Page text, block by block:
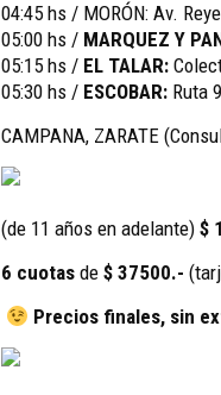
04:45 hs / MORÓN: Av.
05:00 hs / MARQUEZ Y
05:15 hs / EL TALAR:
05:30 hs / ESCOBAR: Ruta
CAMPANA, ZARATE
(de 11 años en adelante) $
6 cuotas de $ 37500.-
Precios finales, sin